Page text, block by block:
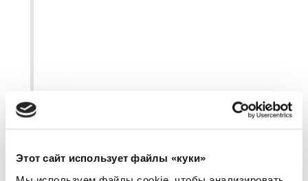
Этот сайт использует файлы «куки»